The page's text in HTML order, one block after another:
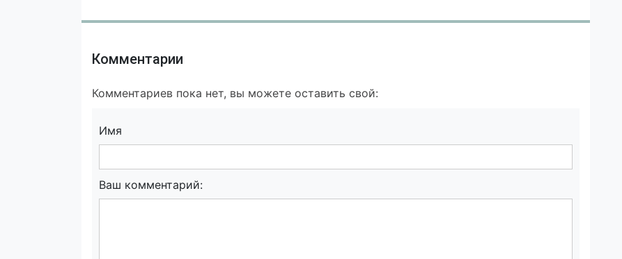
Комментарии
Комментариев пока нет, вы можете оставить свой:
Имя
Ваш комментарий: